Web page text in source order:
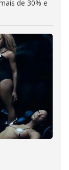
de 30% e